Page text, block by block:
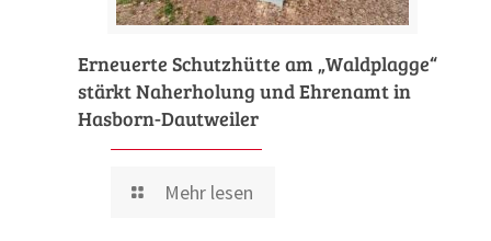
Erneuerte Schutzhütte am „Waldplagge“
stärkt Naherholung und Ehrenamt in
Hasborn-Dautweiler
Mehr lesen